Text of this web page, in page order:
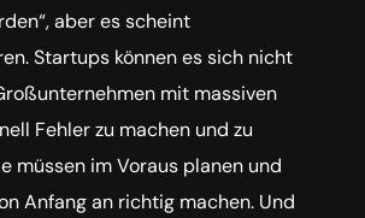
aber es scheint
Startups können es sich nicht
mit massiven
Fehler zu machen und zu
müssen im Voraus planen und
Anfang an richtig machen. Und